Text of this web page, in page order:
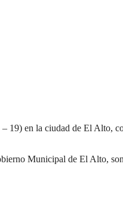
19) en la ciudad de El Alto,
Municipal de El Alto,